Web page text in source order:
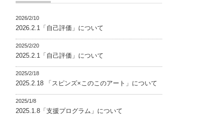
2026/2/10
2026.2.1「自己評価」について
2025/2/20
2025.2.1「自己評価」について
2025/2/18
2025.2.18 「スピンズ×このこのアート」について
2025/1/8
2025.1.8「支援プログラム」について